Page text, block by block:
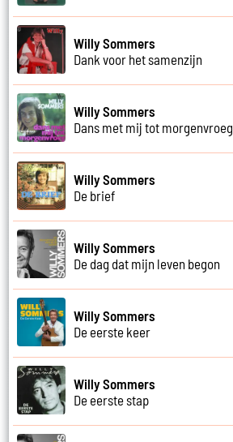
Willy Sommers
Dank voor het samenzijn
Willy Sommers
Dans met mij tot morgenvroeg
Willy Sommers
De brief
Willy Sommers
De dag dat mijn leven begon
Willy Sommers
De eerste keer
Willy Sommers
De eerste stap